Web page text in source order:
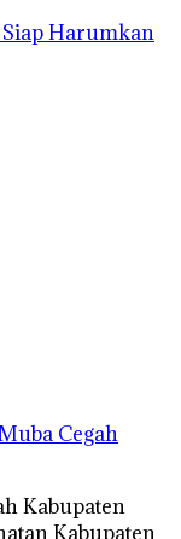
Harumkan
Cegah
Kabupaten
Kabupaten